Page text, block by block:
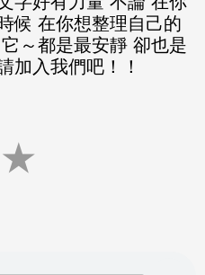
候 在你想整理自己的
～都是最安靜 卻也是
入我們吧！！
★